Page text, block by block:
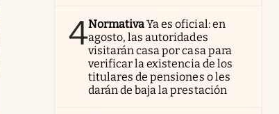
4NormativaYa es oficial: en
agosto, las autoridades
visitarán casa por casa para
verificar la existencia de los
titulares de pensiones o les
darán de baja la prestación